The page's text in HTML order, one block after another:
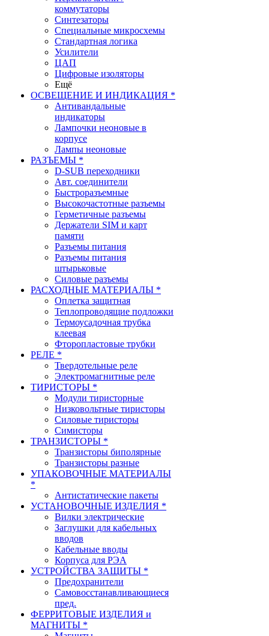
коммутаторы
Синтезаторы
Специальные микросхемы
Стандартная логика
Усилители
ЦАП
Цифровые изоляторы
Ещё
ОСВЕЩЕНИЕ И ИНДИКАЦИЯ *
Антивандальные
индикаторы
Лампочки неоновые в
корпусе
Лампы неоновые
РАЗЪЕМЫ *
D-SUB переходники
Авт. соединители
Быстроразъемные
Высокочастотные разъемы
Герметичные разъемы
Держатели SIM и карт
памяти
Разъемы питания
Разъемы питания
штырьковые
Силовые разъемы
РАСХОДНЫЕ МАТЕРИАЛЫ *
Оплетка защитная
Теплопроводящие подложки
Термоусадочная трубка
клеевая
Фторопластовые трубки
РЕЛЕ *
Твердотельные реле
Электромагнитные реле
ТИРИСТОРЫ *
Модули тиристорные
Низковольтные тиристоры
Силовые тиристоры
Симисторы
ТРАНЗИСТОРЫ *
Транзисторы биполярные
Транзисторы разные
УПАКОВОЧНЫЕ МАТЕРИАЛЫ
*
Антистатические пакеты
УСТАНОВОЧНЫЕ ИЗДЕЛИЯ *
Вилки электрические
Заглушки для кабельных
вводов
Кабельные вводы
Корпуса для РЭА
УСТРОЙСТВА ЗАЩИТЫ *
Предохранители
Самовосстанавливающиеся
пред.
ФЕРРИТОВЫЕ ИЗДЕЛИЯ и
МАГНИТЫ *